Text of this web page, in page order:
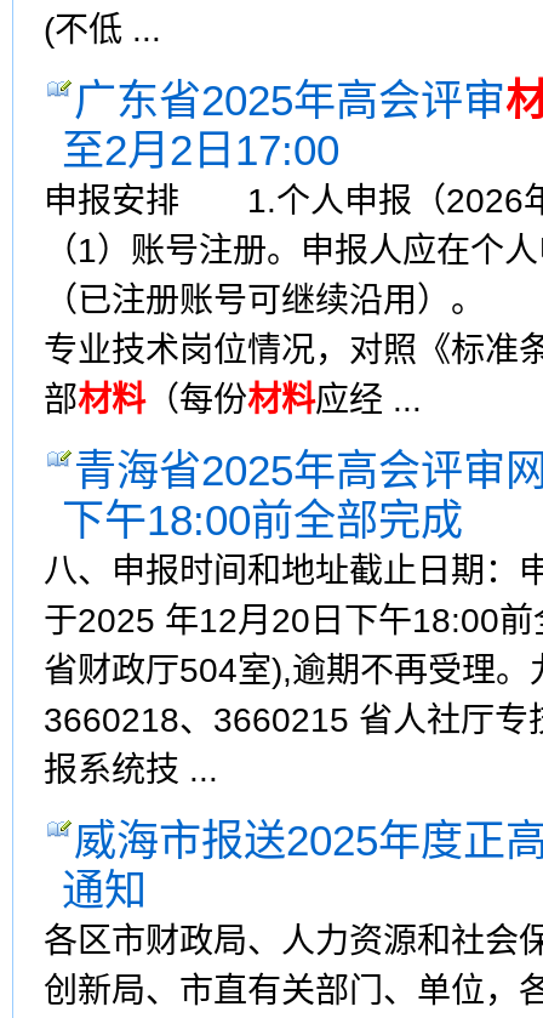
(不低 ...
广东省2025年高会评审
至2月2日17:00
申报安排 1.个人申报（
（1）账号注册。申报人应在个
（已注册账号可继续沿用）
专业技术岗位情况，对照《标准
部材料（每份材料应经 ...
青海省2025年高会评审
下午18:00前全部完成
八、申报时间和地址截止日期：
于2025 年12月20日下午18:00
省财政厅504室),逾期不再受理
3660218、3660215 省人社厅
报系统技 ...
威海市报送2025年度正
通知
各区市财政局、人力资源和社会
创新局、市直有关部门、单位，